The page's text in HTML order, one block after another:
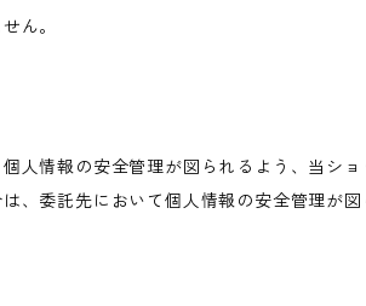
ん。
人情報の安全管理が図られるよう、当シ
委託先において個人情報の安全管理が